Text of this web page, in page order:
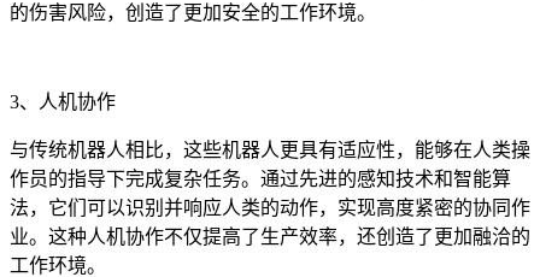
的伤害风险，创造了更加安全的工作环境。
3、人机协作
与传统机器人相比，这些机器人更具有适应性，能够在人类操
作员的指导下完成复杂任务。通过先进的感知技术和智能算
法，它们可以识别并响应人类的动作，实现高度紧密的协同作
业。这种人机协作不仅提高了生产效率，还创造了更加融洽的
工作环境。